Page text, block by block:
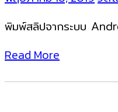
พิมพ์สลิปจากระบบ
Read More